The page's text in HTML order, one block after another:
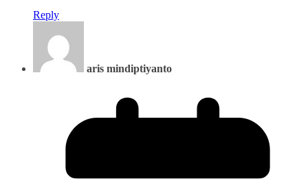
Reply
aris mindiptiyanto